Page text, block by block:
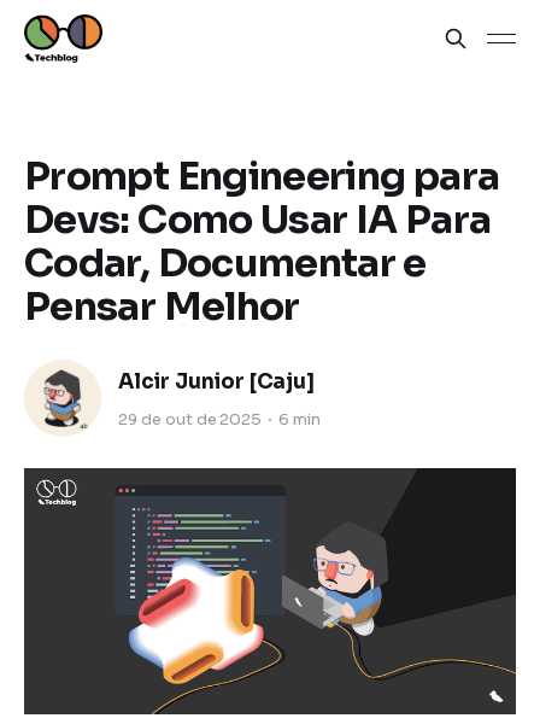
Prompt Engineering para
Devs: Como Usar IA Para
Codar, Documentar e
Pensar Melhor
Alcir Junior [Caju]
29 de out de 2025 6 min